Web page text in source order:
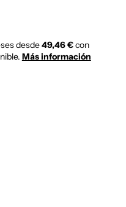
desde49,46 €con
Más información